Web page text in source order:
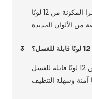
نعم، يمكن بسهولة مزج دهانات تمبرا المكونة من 12 لونًا
3
نعم، إن دهانات تمبرا المكونة من 12 لونًا قابلة للغسل